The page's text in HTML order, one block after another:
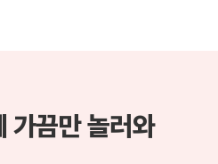
가끔만 놀러와